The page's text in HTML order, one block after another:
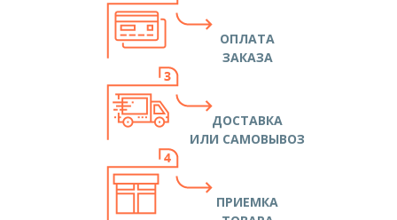
ОПЛАТА
ЗАКАЗА
ДОСТАВКА
ИЛИ САМОВЫВОЗ
ПРИЕМКА